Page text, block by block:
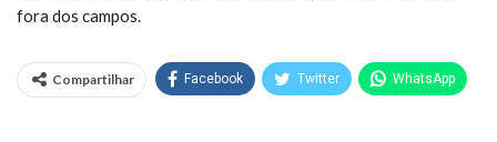
fora dos campos.
Compartilhar Facebook Twitter WhatsApp